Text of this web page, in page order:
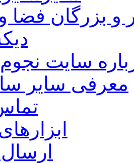
و بزرگان فضا
سایت نجوم
معرفی سایر